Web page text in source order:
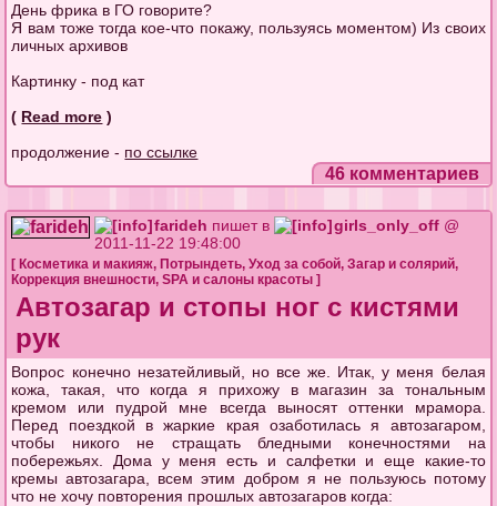
День фрика в ГО говорите?
Я вам тоже тогда кое-что покажу, пользуясь моментом) Из своих
личных архивов
Картинку - под кат
( Read more )
продолжение - по ссылке
46 комментариев
farideh пишет в girls_only_off @
2011-11-22 19:48:00
[ Косметика и макияж, Потрындеть,Уход за собой,Загар и солярий,
Коррекция внешности,SPA и салоны красоты ]
Автозагар и стопы ног с кистями
рук
Вопрос конечно незатейливый, но все же. Итак, у меня белая
кожа, такая, что когда я прихожу в магазин за тональным
кремом или пудрой мне всегда выносят оттенки мрамора.
Перед поездкой в жаркие края озаботилась я автозагаром,
чтобы никого не стращать бледными конечностями на
побережьях. Дома у меня есть и салфетки и еще какие-то
кремы автозагара, всем этим добром я не пользуюсь потому
что не хочу повторения прошлых автозагаров когда: